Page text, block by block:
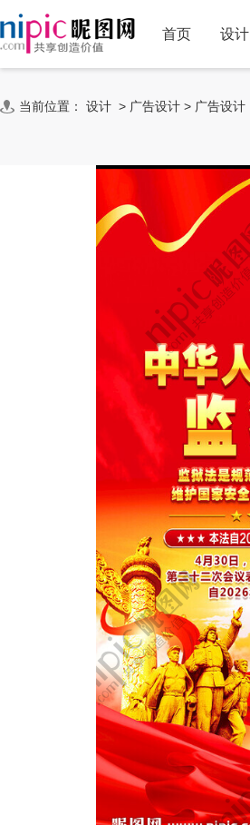
首页 设计
当前位置： 设计 > 广告设计 > 广告设计